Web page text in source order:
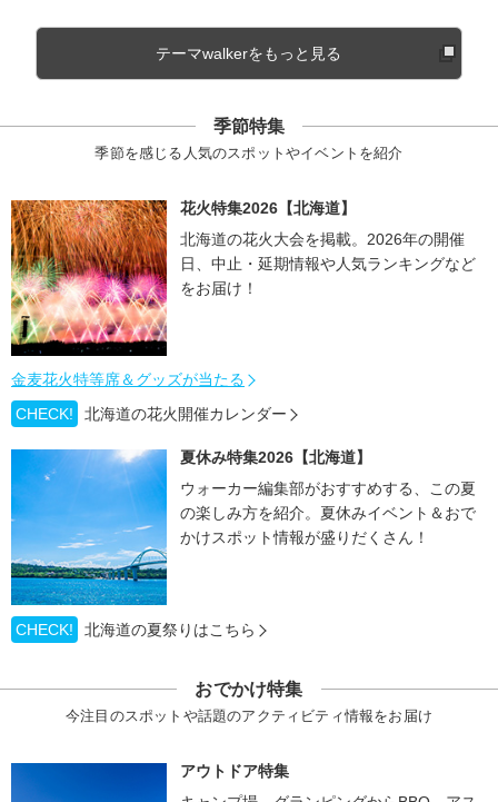
テーマwalkerをもっと見る
季節特集
季節を感じる人気のスポットやイベントを紹介
花火特集2026【北海道】
北海道の花火大会を掲載。2026年の開催
日、中止・延期情報や人気ランキングなど
をお届け！
金麦花火特等席＆グッズが当たる
CHECK!
北海道の花火開催カレンダー
夏休み特集2026【北海道】
ウォーカー編集部がおすすめする、この夏
の楽しみ方を紹介。夏休みイベント＆おで
かけスポット情報が盛りだくさん！
CHECK! 北海道の夏祭りはこちら
おでかけ特集
今注目のスポットや話題のアクティビティ情報をお届け
アウトドア特集